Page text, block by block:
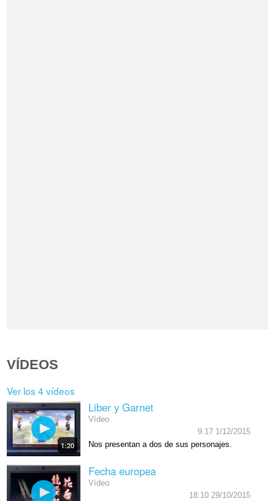
VÍDEOS
Ver los 4 vídeos
1:20
Liber y Garnet
Vídeo
9:17 1/12/2015
Nos presentan a dos de sus personajes.
Fecha europea
Vídeo
18:10 29/10/2015